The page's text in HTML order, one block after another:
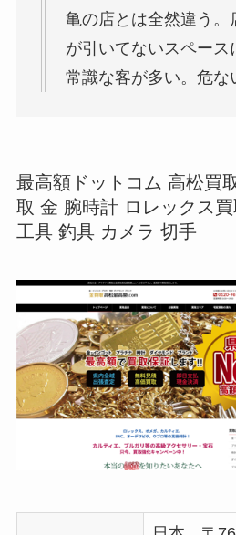
亀の店とは全然違う。
が引いてないスペース
常識な客が多い。危な
最高額ドットコム 高松買
取 金 腕時計 ロレックス
工具 釣具 カメラ 切手